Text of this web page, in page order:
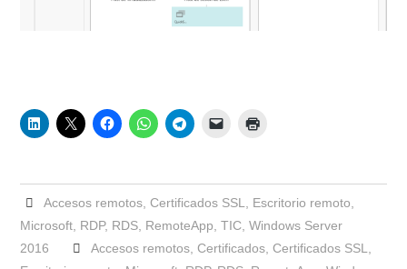
Accesos remotos, Certificados SSL Escritorio remoto
Microsoft RDP, RDS RemoteApp ,TIC ,Windows Server
2016
Accesos remotos, Certificados, Certificados SSL